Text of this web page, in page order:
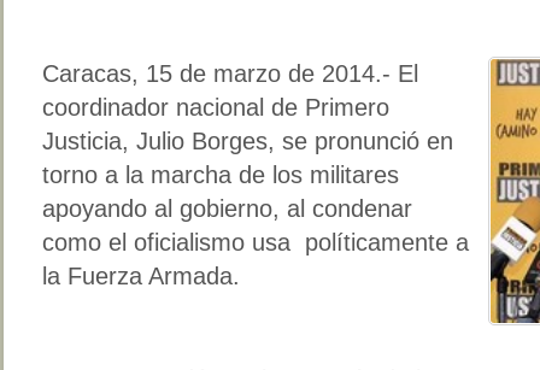
Caracas, 15 de marzo de 2014.- El
coordinador nacional de Primero
Justicia, Julio Borges, se pronunció en
torno a la marcha de los militares
apoyando al gobierno, al condenar
como el oficialismo usa políticamente a
la Fuerza Armada.